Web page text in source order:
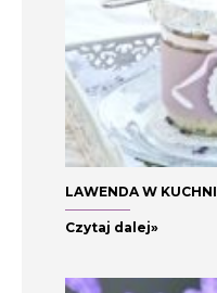
LAWENDA W KUCHNI
Czytaj dalej»